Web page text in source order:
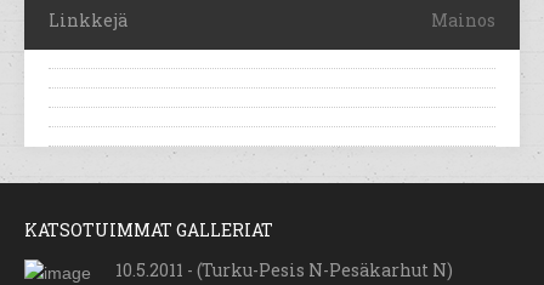
Linkkejä Mainos
KATSOTUIMMAT GALLERIAT
10.5.2011 - (Turku-Pesis N-Pesäkarhut N)